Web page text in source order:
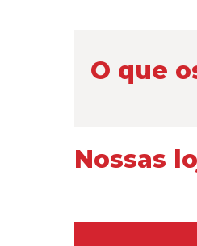
O que
Nossas